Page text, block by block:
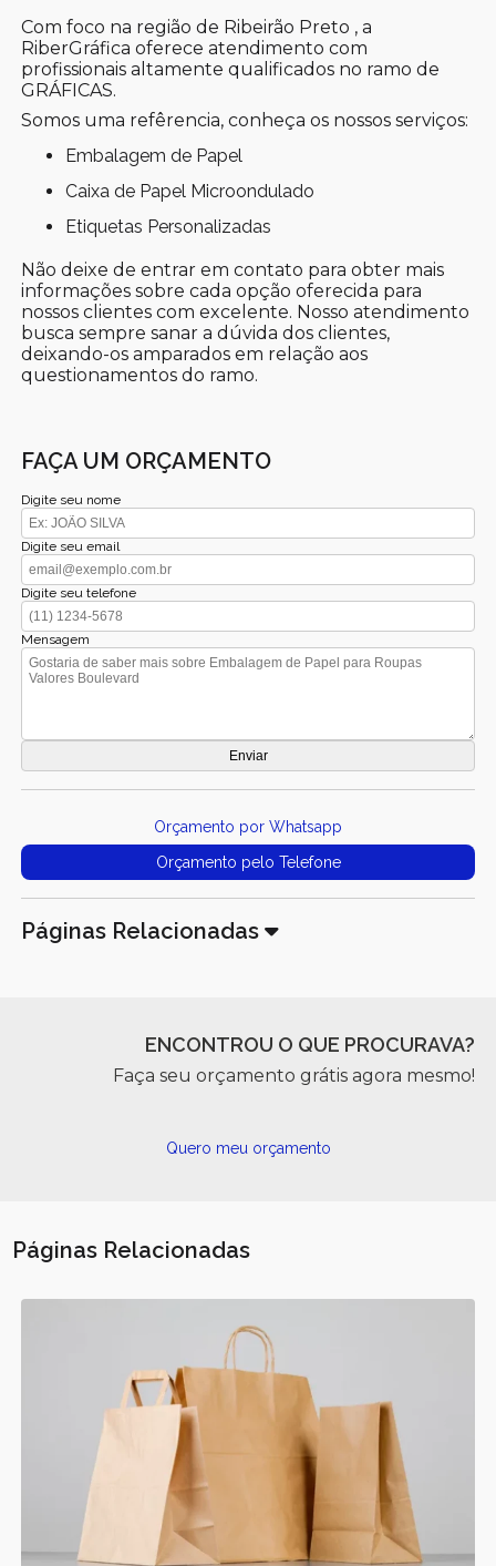
Com foco na região de Ribeirão Preto , a
RiberGráfica oferece atendimento com
profissionais altamente qualificados no ramo de
GRÁFICAS.
Somos uma refêrencia, conheça os nossos serviços:
Embalagem de Papel
Caixa de Papel Microondulado
Etiquetas Personalizadas
Não deixe de entrar em contato para obter mais
informações sobre cada opção oferecida para
nossos clientes com excelente. Nosso atendimento
busca sempre sanar a dúvida dos clientes,
deixando-os amparados em relação aos
questionamentos do ramo.
FAÇA UM ORÇAMENTO
Digite seu nome
Digite seu email
Digite seu telefone
Mensagem
Orçamento por Whatsapp
Orçamento pelo Telefone
Páginas Relacionadas
ENCONTROU O QUE PROCURAVA?
Faça seu orçamento grátis agora mesmo!
Quero meu orçamento
Páginas Relacionadas